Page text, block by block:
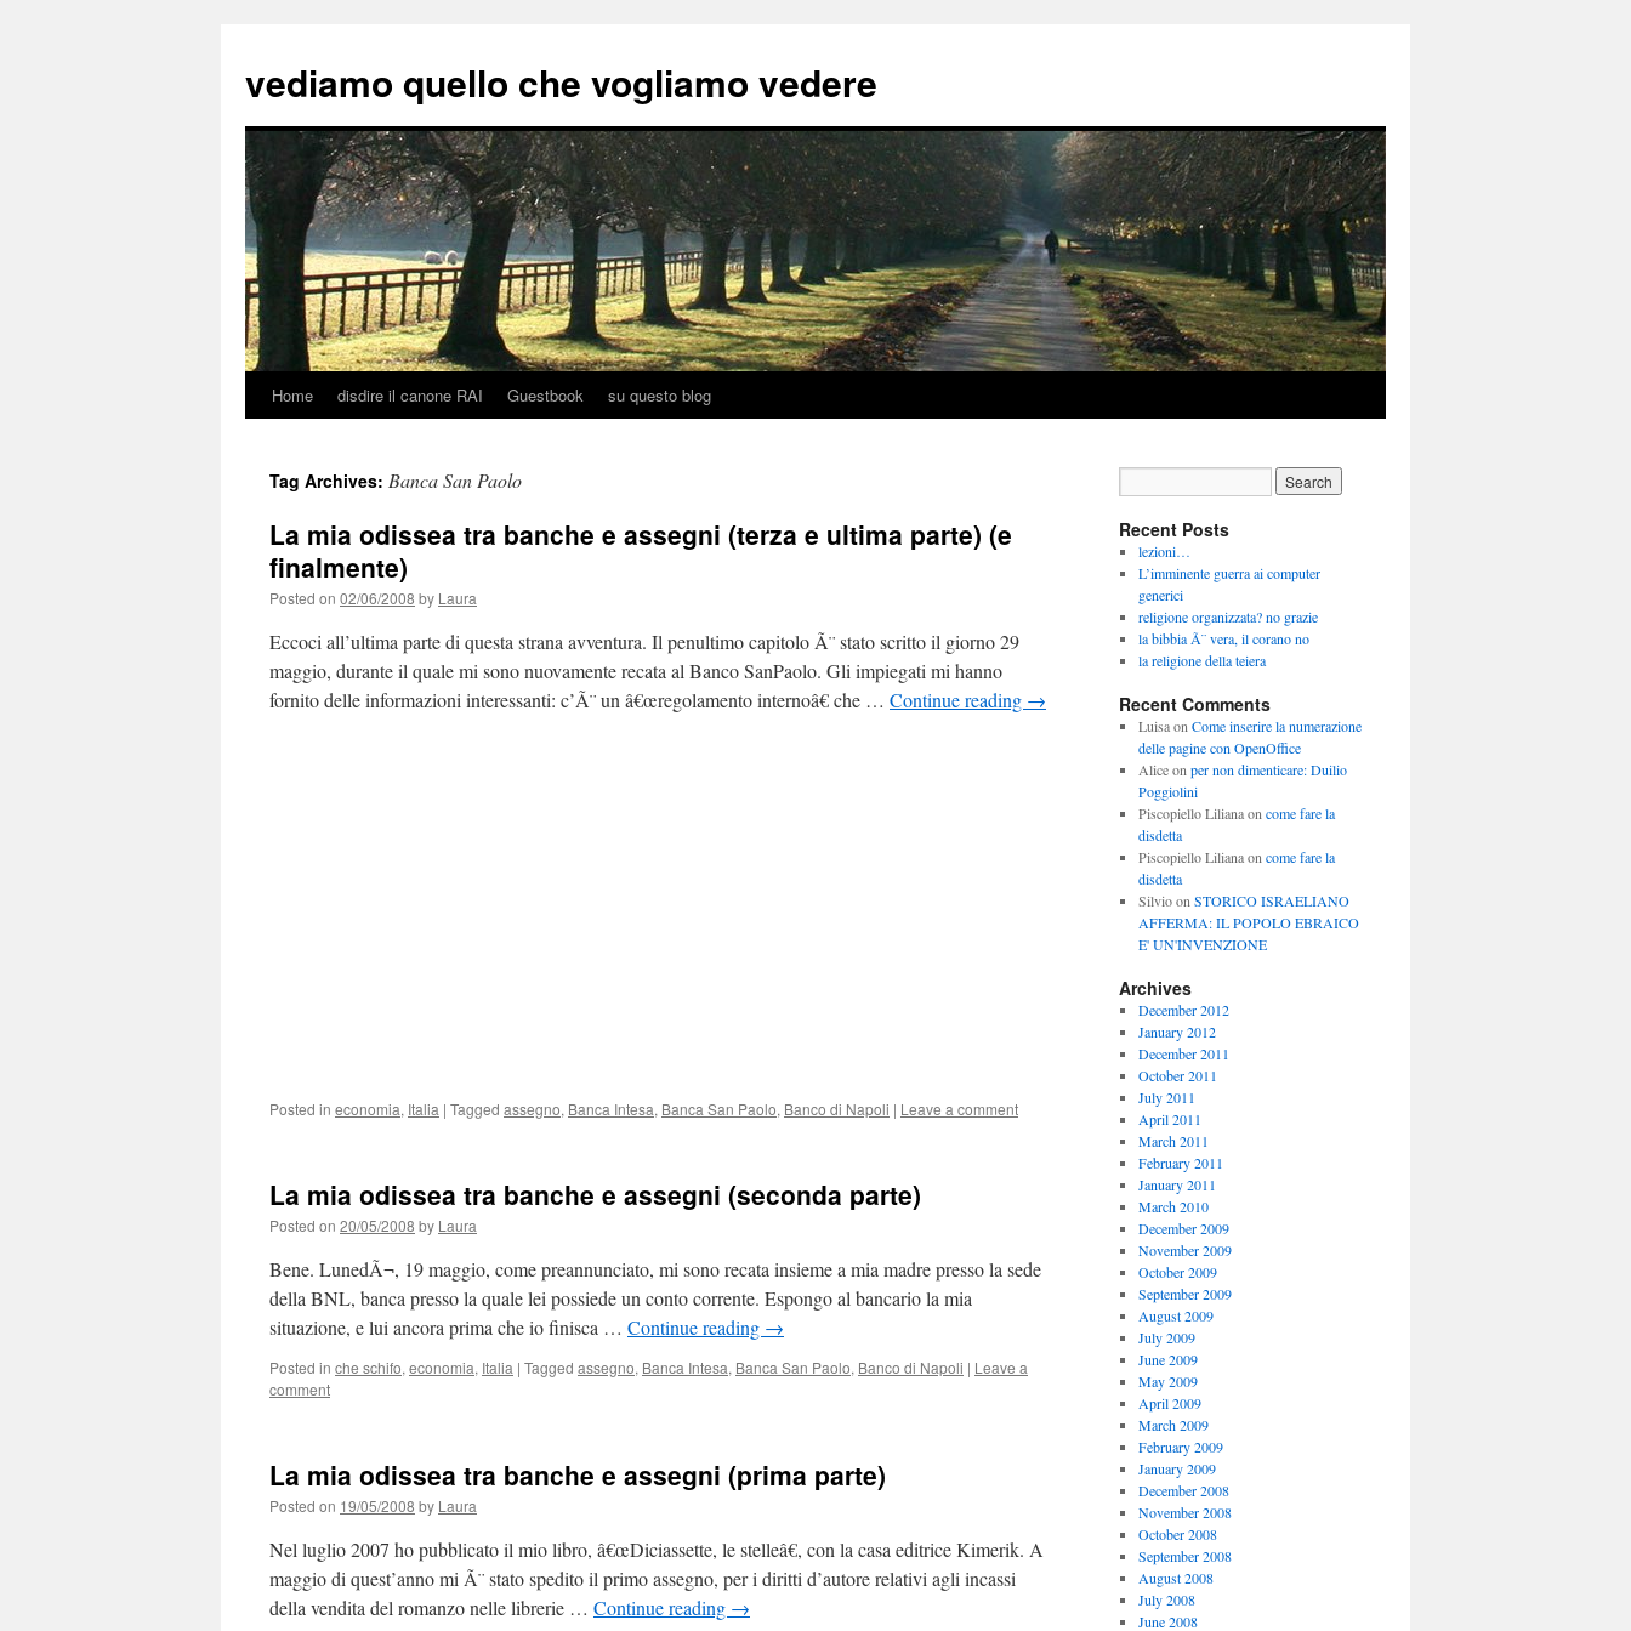
vediamo quello che vogliamo vedere
Skip
content
Home disdire il canone RAI Guestbook su questo blog
Tag Archives: Banca San Paolo
La mia odissea tra banche e assegni (terza e ultima parte) (e
finalmente)
Posted on 02/06/2008 by Laura
Eccoci all’ultima parte di questa strana avventura. Il penultimo capitolo Ã¨ stato scritto il giorno 29
maggio, durante il quale mi sono nuovamente recata al Banco SanPaolo. Gli impiegati mi hanno
fornito delle informazioni interessanti: c’Ã¨ un â€œregolamento internoâ€ che … Continue reading →
Posted in economia, Italia | Tagged assegno, Banca Intesa, Banca San Paolo, Banco di Napoli | Leave a comment
La mia odissea tra banche e assegni (seconda parte)
Posted on 20/05/2008 by Laura
Bene. LunedÃ¬, 19 maggio, come preannunciato, mi sono recata insieme a mia madre presso la sede
della BNL, banca presso la quale lei possiede un conto corrente. Espongo al bancario la mia
situazione, e lui ancora prima che io finisca … Continue reading →
Posted in che schifo, economia, Italia | Tagged assegno, Banca Intesa, Banca San Paolo, Banco di Napoli | Leave a
comment
La mia odissea tra banche e assegni (prima parte)
Posted on 19/05/2008 by Laura
Nel luglio 2007 ho pubblicato il mio libro, â€œDiciassette, le stelleâ€, con la casa editrice Kimerik. A
maggio di quest’anno mi Ã¨ stato spedito il primo assegno, per i diritti d’autore relativi agli incassi
della vendita del romanzo nelle librerie … Continue reading →
Recent Posts
lezioni…
L’imminente guerra ai computer
generici
religione organizzata? no grazie
la bibbia Ã¨ vera, il corano no
la religione della teiera
Recent Comments
Luisaon Come inserire la numerazione
delle pagine con OpenOffice
Aliceon per non dimenticare: Duilio
Poggiolini
Piscopiello Lilianaon come fare la
disdetta
Piscopiello Lilianaon come fare la
disdetta
Silvioon STORICO ISRAELIANO
AFFERMA: IL POPOLO EBRAICO
E' UN'INVENZIONE
Archives
December 2012
January 2012
December 2011
October 2011
July 2011
April 2011
March 2011
February 2011
January 2011
March 2010
December 2009
November 2009
October 2009
September 2009
August 2009
July 2009
June 2009
May 2009
April 2009
March 2009
February 2009
January 2009
December 2008
November 2008
October 2008
September 2008
August 2008
July 2008
June 2008